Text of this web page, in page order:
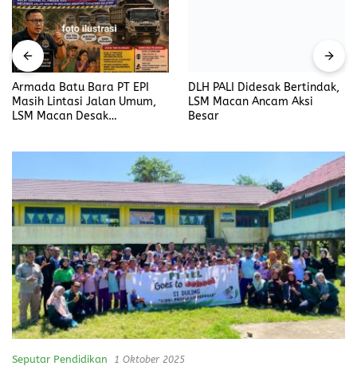
Armada Batu Bara PT EPI
Masih Lintasi Jalan Umum,
LSM Macan Desak
DLH PALI Didesak Bertindak,
LSM Macan Ancam Aksi
Besar
Seputar Pendidikan 1 Oktober 2025